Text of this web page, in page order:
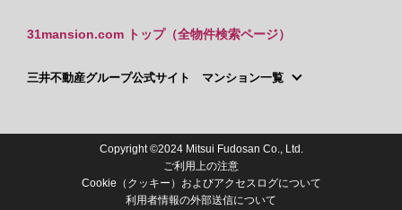
31mansion.com トップ（全物件検索ページ）
三井不動産グループ公式サイト マンション一覧
Copyright ©2024 Mitsui Fudosan Co., Ltd.
ご利用上の注意
Cookie（クッキー）およびアクセスログについて
利用者情報の外部送信について